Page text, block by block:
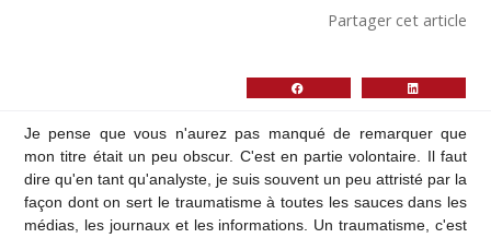
Partager cet article
Je pense que vous n'aurez pas manqué de remarquer que
mon titre était un peu obscur. C'est en partie volontaire. Il faut
dire qu'en tant qu'analyste, je suis souvent un peu attristé par la
façon dont on sert le traumatisme à toutes les sauces dans les
médias, les journaux et les informations. Un traumatisme, c'est